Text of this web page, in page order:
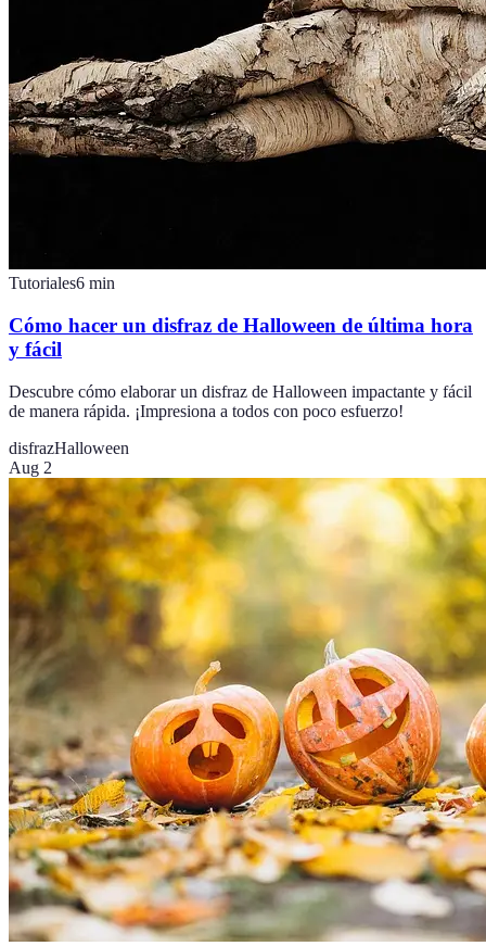
Tutoriales6 min
Cómo hacer un disfraz de Halloween de última hora
y fácil
Descubre cómo elaborar un disfraz de Halloween impactante y fácil
de manera rápida. ¡Impresiona a todos con poco esfuerzo!
disfrazHalloween
Aug 2